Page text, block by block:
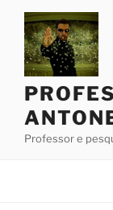
Pular
conteúdo
Professor e